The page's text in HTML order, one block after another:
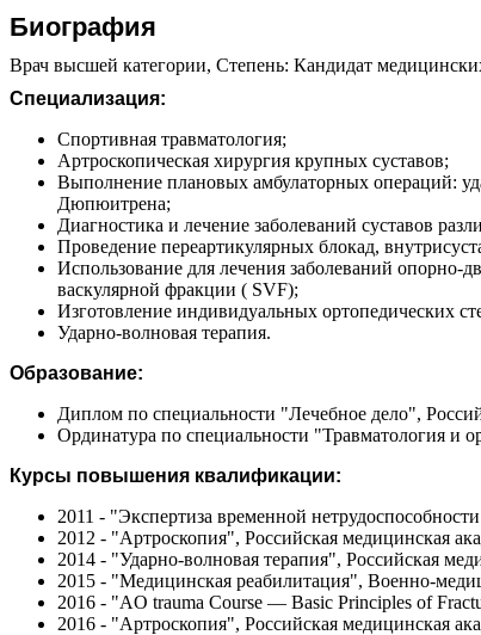
Биография
Врач высшей категории, Степень: Кандидат
Специализация:
Спортивная травматология;
Артроскопическая хирургия крупных суставов;
Выполнение плановых амбулаторных операций:
Дюпюитрена;
Диагностика и лечение заболеваний суставов
Проведение переартикулярных блокад,
Использование для лечения заболеваний опорно-
васкулярной фракции ( SVF);
Изготовление индивидуальных ортопедических
Ударно-волновая терапия.
Образование:
Диплом по специальности "Лечебное дело",
Ординатура по специальности "Травматология
Курсы повышения квалификации:
2011 - "Экспертиза временной
2012 - "Артроскопия", Российская медицинская
2014 - "Ударно-волновая терапия", Российская
2015 - "Медицинская реабилитация", Военно-
2016 - "AO trauma Course — Basic Principles of
2016 - "Артроскопия", Российская медицинская